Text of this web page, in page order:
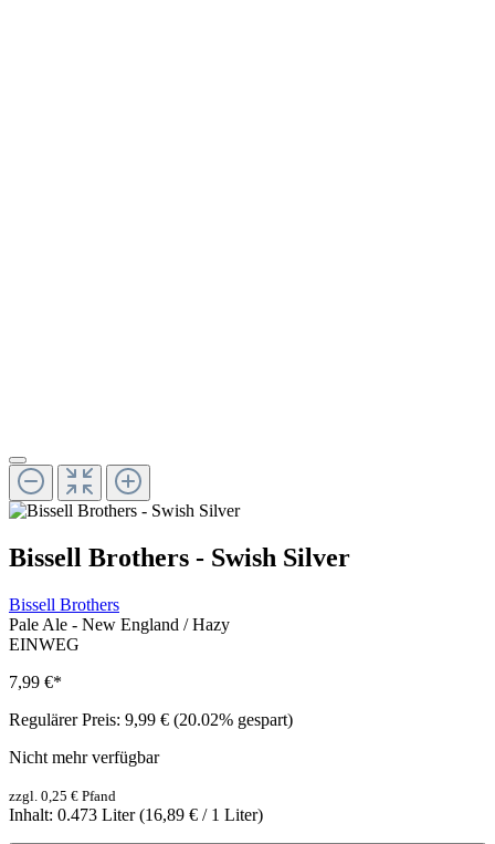
Bissell Brothers - Swish Silver
Bissell Brothers
Pale Ale - New England / Hazy
EINWEG
7,99 €*
Regulärer Preis: 9,99 € (20.02% gespart)
Nicht mehr verfügbar
zzgl. 0,25 € Pfand
Inhalt: 0.473 Liter(16,89 € / 1 Liter)